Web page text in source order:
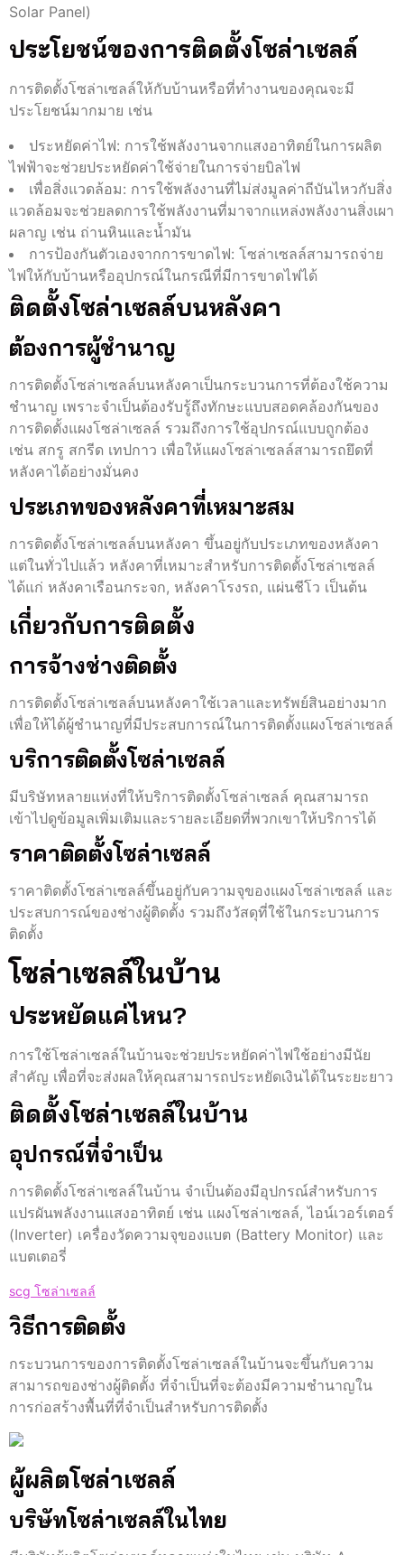
Solar Panel)
ประโยชน์ของการติดตั้งโซล่าเซลล์
การติดตั้งโซล่าเซลล์ให้กับบ้านหรือที่ทำงานของคุณจะมี
ประโยชน์มากมาย เช่น
ประหยัดค่าไฟ: การใช้พลังงานจากแสงอาทิตย์ในการผลิต
ไฟฟ้าจะช่วยประหยัดค่าใช้จ่ายในการจ่ายบิลไฟ
เพื่อสิ่งแวดล้อม: การใช้พลังงานที่ไม่ส่งมูลค่าถีบันไหวกับสิ่ง
แวดล้อมจะช่วยลดการใช้พลังงานที่มาจากแหล่งพลังงานสิ่งเผา
ผลาญ เช่น ถ่านหินและน้ำมัน
การป้องกันตัวเองจากการขาดไฟ: โซล่าเซลล์สามารถจ่าย
ไฟให้กับบ้านหรืออุปกรณ์ในกรณีที่มีการขาดไฟได้
ติดตั้งโซล่าเซลล์บนหลังคา
ต้องการผู้ชำนาญ
การติดตั้งโซล่าเซลล์บนหลังคาเป็นกระบวนการที่ต้องใช้ความ
ชำนาญ เพราะจำเป็นต้องรับรู้ถึงทักษะแบบสอดคล้องกันของ
การติดตั้งแผงโซล่าเซลล์ รวมถึงการใช้อุปกรณ์แบบถูกต้อง
เช่น สกรู สกรีด เทปกาว เพื่อให้แผงโซล่าเซลล์สามารถยึดที่
หลังคาได้อย่างมั่นคง
ประเภทของหลังคาที่เหมาะสม
การติดตั้งโซล่าเซลล์บนหลังคา ขึ้นอยู่กับประเภทของหลังคา
แต่ในทั่วไปแล้ว หลังคาที่เหมาะสำหรับการติดตั้งโซล่าเซลล์
ได้แก่ หลังคาเรือนกระจก, หลังคาโรงรถ, แผ่นชีโว เป็นต้น
เกี่ยวกับการติดตั้ง
การจ้างช่างติดตั้ง
การติดตั้งโซล่าเซลล์บนหลังคาใช้เวลาและทรัพย์สินอย่างมาก
เพื่อให้ได้ผู้ชำนาญที่มีประสบการณ์ในการติดตั้งแผงโซล่าเซลล์
บริการติดตั้งโซล่าเซลล์
มีบริษัทหลายแห่งที่ให้บริการติดตั้งโซล่าเซลล์ คุณสามารถ
เข้าไปดูข้อมูลเพิ่มเติมและรายละเอียดที่พวกเขาให้บริการได้
ราคาติดตั้งโซล่าเซลล์
ราคาติดตั้งโซล่าเซลล์ขึ้นอยู่กับความจุของแผงโซล่าเซลล์ และ
ประสบการณ์ของช่างผู้ติดตั้ง รวมถึงวัสดุที่ใช้ในกระบวนการ
ติดตั้ง
โซล่าเซลล์ในบ้าน
ประหยัดแค่ไหน?
การใช้โซล่าเซลล์ในบ้านจะช่วยประหยัดค่าไฟใช้อย่างมีนัย
สำคัญ เพื่อที่จะส่งผลให้คุณสามารถประหยัดเงินได้ในระยะยาว
ติดตั้งโซล่าเซลล์ในบ้าน
อุปกรณ์ที่จำเป็น
การติดตั้งโซล่าเซลล์ในบ้าน จำเป็นต้องมีอุปกรณ์สำหรับการ
แปรผันพลังงานแสงอาทิตย์ เช่น แผงโซล่าเซลล์, ไอน์เวอร์เตอร์
(Inverter) เครื่องวัดความจุของแบต (Battery Monitor) และ
แบตเตอรี่
scg โซล่าเซลล์
วิธีการติดตั้ง
กระบวนการของการติดตั้งโซล่าเซลล์ในบ้านจะขึ้นกับความ
สามารถของช่างผู้ติดตั้ง ที่จำเป็นที่จะต้องมีความชำนาญใน
การก่อสร้างพื้นที่ที่จำเป็นสำหรับการติดตั้ง
ผู้ผลิตโซล่าเซลล์
บริษัทโซล่าเซลล์ในไทย